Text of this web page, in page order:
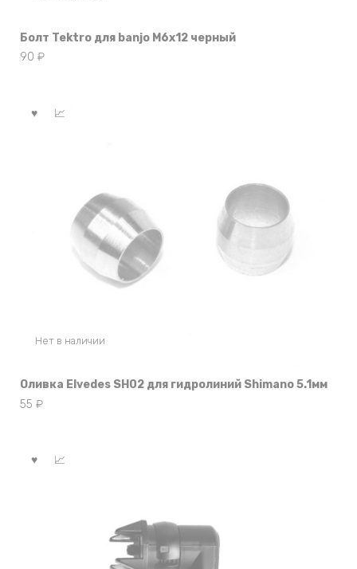
Болт Tektro для banjo M6x12 черный
90 ₽
Нет в наличии
Оливка Elvedes SH02 для гидролиний Shimano 5.1мм
55 ₽